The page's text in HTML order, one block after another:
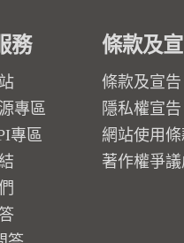
務
專區
專區
條款及
條款及宣告
隱私權宣告
網站使用條
著作權爭